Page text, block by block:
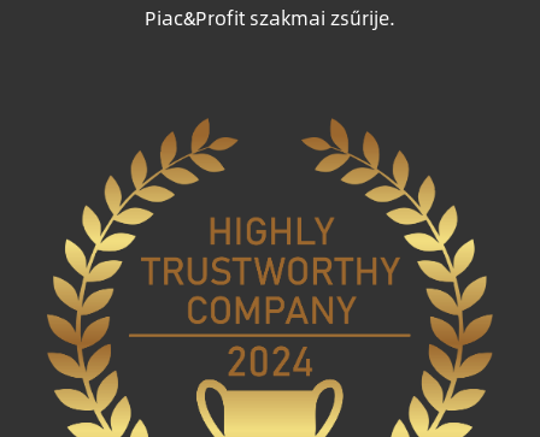
Piac&Profit szakmai zsűrije.